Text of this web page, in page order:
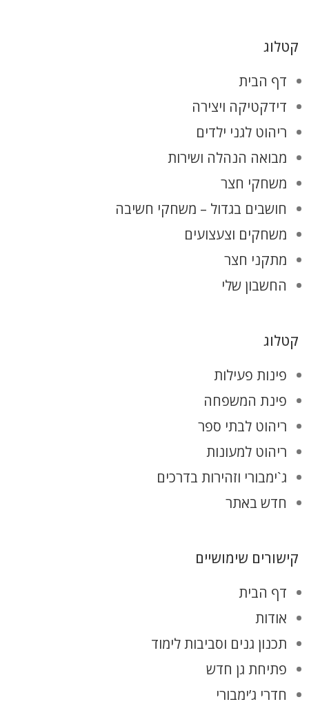
קטלוג
דף הבית
דידקטיקה ויצירה
ריהוט לגני ילדים
מבואה הנהלה ושירות
משחקי חצר
חושבים בגדול – משחקי חשיבה
משחקים וצעצועים
מתקני חצר
החשבון שלי
קטלוג
פינות פעילות
פינת המשפחה
ריהוט לבתי ספר
ריהוט למעונות
ג`ימבורי וזהירות בדרכים
חדש באתר
קישורים שימושיים
דף הבית
אודות
תכנון גנים וסביבות לימוד
פתיחת גן חדש
חדרי ג’ימבורי